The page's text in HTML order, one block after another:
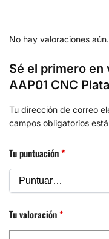
No hay valoraciones aún.
Sé el primero en
AAP01 CNC
Tu dirección de correo
campos obligatorios
Tu puntuación*
Tu valoración*